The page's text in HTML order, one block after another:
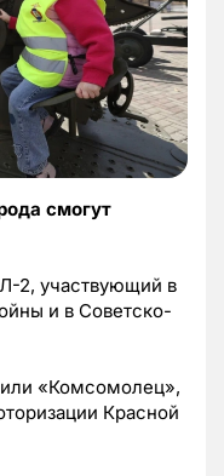
смогут
2, участвующий в
и в Советско-
«Комсомолец»,
Красной